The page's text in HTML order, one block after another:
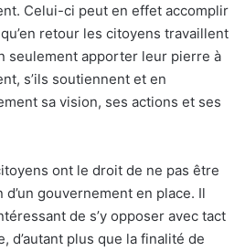
Celui-ci peut en effet accomplir
retour les citoyens travaillent
seulement apporter leur pierre à
s’ils soutiennent et en
sa vision, ses actions et ses
ont le droit de ne pas être
gouvernement en place. Il
de s’y opposer avec tact
d’autant plus que la finalité de